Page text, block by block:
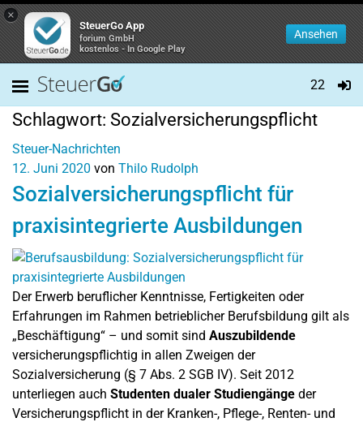
×
SteuerGo App
forium GmbH
kostenlos - In Google Play
Ansehen
22
Schlagwort: Sozialversicherungspflicht
Steuer-Nachrichten
12. Juni 2020 von Thilo Rudolph
Sozialversicherungspflicht für
praxisintegrierte Ausbildungen
Der Erwerb beruflicher Kenntnisse, Fertigkeiten oder
Erfahrungen im Rahmen betrieblicher Berufsbildung gilt als
„Beschäftigung“ – und somit sind Auszubildende
versicherungspflichtig in allen Zweigen der
Sozialversicherung (§ 7 Abs. 2 SGB IV). Seit 2012
unterliegen auch Studenten dualer Studiengänge der
Versicherungspflicht in der Kranken-, Pflege-, Renten- und